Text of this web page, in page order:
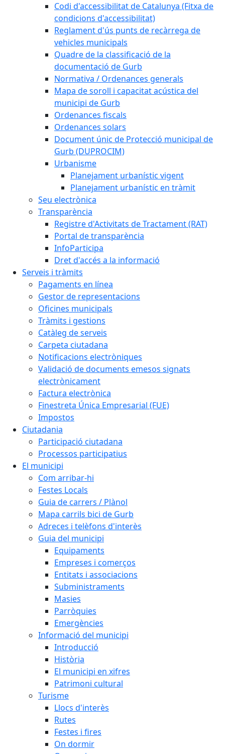
Codi d'accessibilitat de Catalunya (Fitxa de
condicions d'accessibilitat)
Reglament d'ús punts de recàrrega de
vehicles municipals
Quadre de la classificació de la
documentació de Gurb
Normativa / Ordenances generals
Mapa de soroll i capacitat acústica del
municipi de Gurb
Ordenances fiscals
Ordenances solars
Document únic de Protecció municipal de
Gurb (DUPROCIM)
Urbanisme
Planejament urbanístic vigent
Planejament urbanístic en tràmit
Seu electrònica
Transparència
Registre d'Activitats de Tractament (RAT)
Portal de transparència
InfoParticipa
Dret d'accés a la informació
Serveis i tràmits
Pagaments en línea
Gestor de representacions
Oficines municipals
Tràmits i gestions
Catàleg de serveis
Carpeta ciutadana
Notificacions electròniques
Validació de documents emesos signats
electrònicament
Factura electrònica
Finestreta Única Empresarial (FUE)
Impostos
Ciutadania
Participació ciutadana
Processos participatius
El municipi
Com arribar-hi
Festes Locals
Guia de carrers / Plànol
Mapa carrils bici de Gurb
Adreces i telèfons d'interès
Guia del municipi
Equipaments
Empreses i comerços
Entitats i associacions
Subministraments
Masies
Parròquies
Emergències
Informació del municipi
Introducció
Història
El municipi en xifres
Patrimoni cultural
Turisme
Llocs d'interès
Rutes
Festes i fires
On dormir